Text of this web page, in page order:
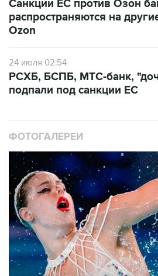
Санкции ЕС против Озон
распространяются на
Ozon
24 июля 02:54
РСХБ, БСПБ, МТС-банк,
подпали под санкции ЕС
ФОТОГАЛЕРЕИ